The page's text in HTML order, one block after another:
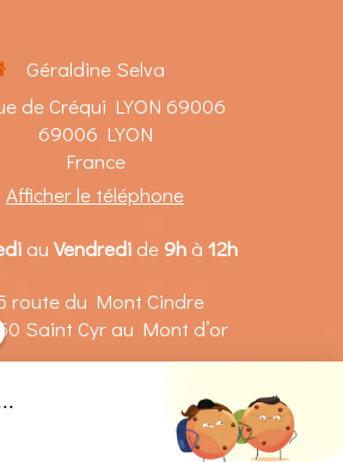
Géraldine Selva
de Créqui LYON 69006
69006 LYON
France
Afficher le téléphone
au Vendredide 9hà 12h
route du Mont Cindre
Saint Cyr au Mont d’or
18h